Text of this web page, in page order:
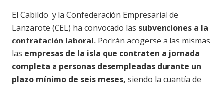
El Cabildo y la Confederación Empresarial de
Lanzarote (CEL) ha convocado las subvenciones a la
contratación laboral. Podrán acogerse a las mismas
las empresas de la isla que contraten a jornada
completa a personas desempleadas durante un
plazo mínimo de seis meses, siendo la cuantía de